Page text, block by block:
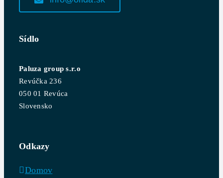
Sídlo
Paluza group s.r.o
Revúčka 236
050 01 Revúca
Slovensko
Odkazy
Domov